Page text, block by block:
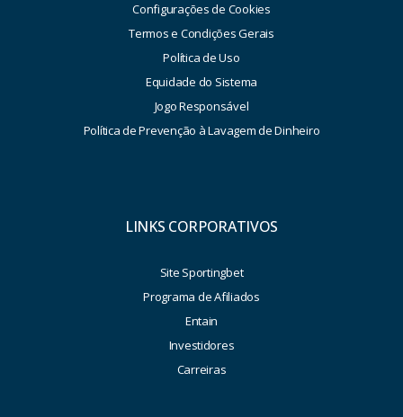
Configurações de Cookies
Termos e Condições Gerais
Política de Uso
Equidade do Sistema
Jogo Responsável
Política de Prevenção à Lavagem de Dinheiro
LINKS CORPORATIVOS
Site Sportingbet
Programa de Afiliados
Entain
Investidores
Carreiras